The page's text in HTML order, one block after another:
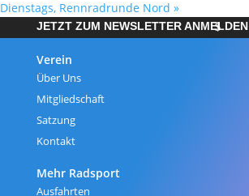
Dienstags, Rennradrunde Nord »
JETZT ZUM NEWSLETTER ANMELDEN
Verein
Über Uns
Mitgliedschaft
Satzung
Kontakt
Mehr Radsport
Ausfahrten